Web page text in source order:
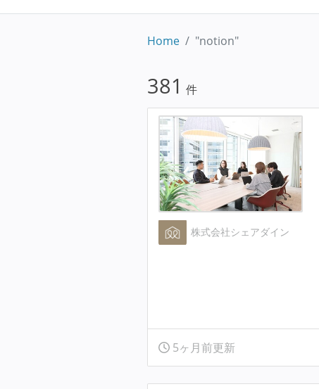
Home "notion"
381 件
株式会社シェアダイン
5ヶ月前更新